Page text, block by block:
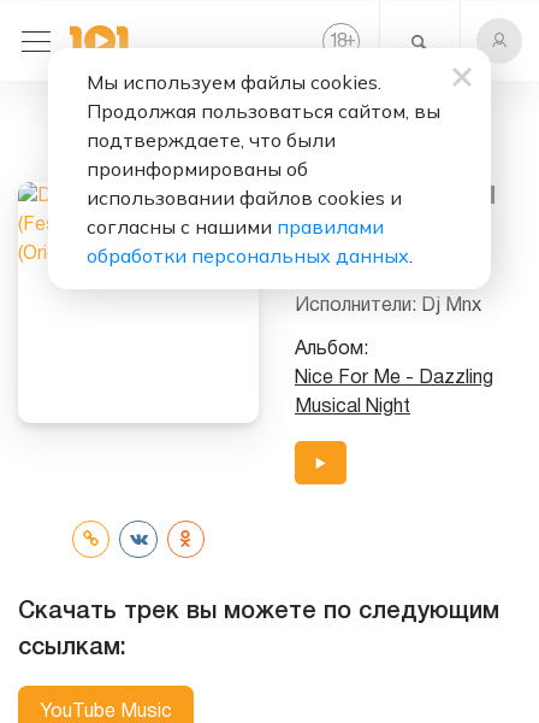
18+
In My Mind
(Festive Tropical
House) (Original
Mix)
Исполнители: Dj Mnx
Альбом:
Nice For Me - Dazzling
Musical Night
Скачать трек вы можете по следующим
ссылкам:
YouTube Music
Мы используем файлы cookies.
Продолжая пользоваться сайтом, вы
подтверждаете, что были
проинформированы об
использовании файлов cookies и
согласны с нашими правилами
обработки персональных данных.